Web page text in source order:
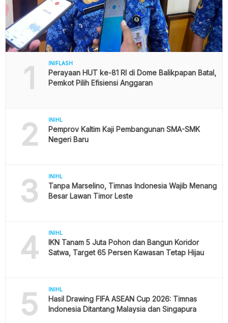
1 INIFLASH
Perayaan HUT ke-81 RI di Dome Balikpapan Batal,
Pemkot Pilih Efisiensi Anggaran
2 INIHL
Pemprov Kaltim Kaji Pembangunan SMA-SMK
Negeri Baru
3 INIHL
Tanpa Marselino, Timnas Indonesia Wajib Menang
Besar Lawan Timor Leste
4 INIHL
IKN Tanam 5 Juta Pohon dan Bangun Koridor
Satwa, Target 65 Persen Kawasan Tetap Hijau
5 INIHL
Hasil Drawing FIFA ASEAN Cup 2026: Timnas
Indonesia Ditantang Malaysia dan Singapura